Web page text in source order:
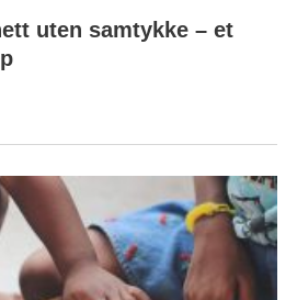
uten samtykke – et